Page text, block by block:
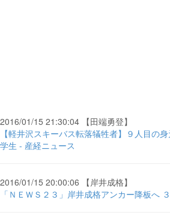
2016/01/15 21:30:04 【田端勇登】
【軽井沢スキーバス転落犠牲者】９人目の
学生 - 産経ニュース
2016/01/15 20:00:06 【岸井成格】
「ＮＥＷＳ２３」岸井成格アンカー降板へ